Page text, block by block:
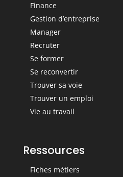
Finance
Gestion d’entreprise
Manager
Recruter
Se former
Se reconvertir
Trouver sa voie
Trouver un emploi
Vie au travail
Ressources
Fiches métiers